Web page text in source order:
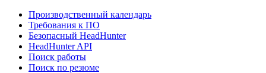
Производственный календарь
Требования к ПО
Безопасный HeadHunter
HeadHunter API
Поиск работы
Поиск по резюме